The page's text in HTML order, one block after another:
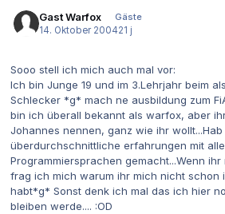
Gast Warfox
Gäste
14. Oktober 200421 j
Sooo stell ich mich auch mal vor:
Ich bin Junge 19 und im 3.Lehrjahr beim
Schlecker *g* mach ne ausbildung zum
bin ich überall bekannt als warfox, aber
Johannes nennen, ganz wie ihr
überdurchschnittliche erfahrungen mit
Programmiersprachen gemacht...Wenn
frag ich mich warum ihr mich nicht schon
habt*g* Sonst denk ich mal das ich hier
bleiben werde.... :OD